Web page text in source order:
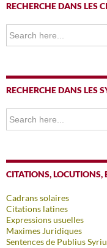
RECHERCHE DANS LES
Search
for:
RECHERCHE DANS LES
Search
for:
CITATIONS, LOCUTIONS,
Cadrans solaires
Citations latines
Expressions usuelles
Maximes Juridiques
Sentences de Publius